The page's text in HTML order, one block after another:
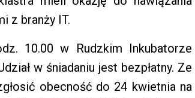
z branży IT.
10.00 w Rudzkim Inkubatorze
w śniadaniu jest bezpłatny. Ze
obecność do 24 kwietnia na